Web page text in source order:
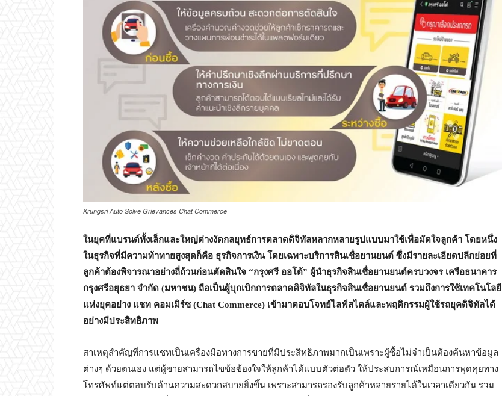
Krungsri Auto Solve Grievances Chat Commerce
ในยุคที่แบรนด์ทั้งเล็กและใหญ่ต่างงัดกลยุทธ์การตลาดดิจิทัลหลากหลายรูปแบบมาใช้เพื่อมัดใจลูกค้า โดยหนึ่ง
ในธุรกิจที่มีความท้าทายสูงสุดก็คือ ธุรกิจการเงิน โดยเฉพาะบริการสินเชื่อยานยนต์ ซึ่งมีรายละเอียดปลีกย่อยที่
ลูกค้าต้องพิจารณาอย่างถี่ถ้วนก่อนตัดสินใจ “กรุงศรี ออโต้” ผู้นำธุรกิจสินเชื่อยานยนต์ครบวงจร เครือธนาคาร
กรุงศรีอยุธยา จำกัด (มหาชน) ถือเป็นผู้บุกเบิกการตลาดดิจิทัลในธุรกิจสินเชื่อยานยนต์ รวมถึงการใช้เทคโนโลยี
แห่งยุคอย่าง แชท คอมเมิร์ซ (Chat Commerce) เข้ามาตอบโจทย์ไลฟ์สไตล์และพฤติกรรมผู้ใช้รถยุคดิจิทัลได้
อย่างมีประสิทธิภาพ
สาเหตุสำคัญที่การแชทเป็นเครื่องมือทางการขายที่มีประสิทธิภาพมากเป็นเพราะผู้ซื้อไม่จำเป็นต้องค้นหาข้อมูล
ต่างๆ ด้วยตนเอง แต่ผู้ขายสามารถไขข้อข้องใจให้ลูกค้าได้แบบตัวต่อตัว ให้ประสบการณ์เหมือนการพุดคุยทาง
โทรศัพท์แต่ตอบรับด้านความสะดวกสบายยิ่งขึ้น เพราะสามารถรองรับลูกค้าหลายรายได้ในเวลาเดียวกัน รวม